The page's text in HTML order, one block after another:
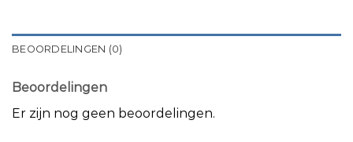
BEOORDELINGEN (0)
Beoordelingen
Er zijn nog geen beoordelingen.